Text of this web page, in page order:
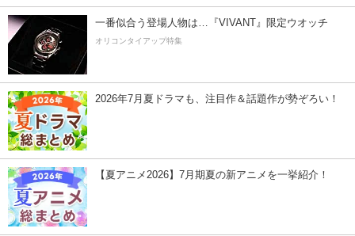
一番似合う登場人物は…『VIVANT』限定ウオッチ
オリコンタイアップ特集
2026年7月夏ドラマも、注目作＆話題作が勢ぞろい！
【夏アニメ2026】7月期夏の新アニメを一挙紹介！